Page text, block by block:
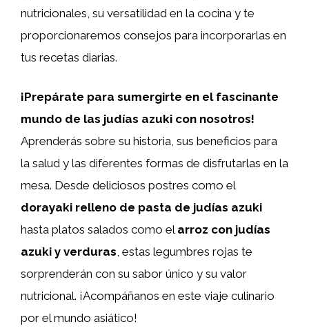
nutricionales, su versatilidad en la cocina y te
proporcionaremos consejos para incorporarlas en
tus recetas diarias.
¡Prepárate para sumergirte en el fascinante
mundo de las judías azuki con nosotros!
Aprenderás sobre su historia, sus beneficios para
la salud y las diferentes formas de disfrutarlas en la
mesa. Desde deliciosos postres como el
dorayaki relleno de pasta de judías azuki
hasta platos salados como el arroz con judías
azuki y verduras, estas legumbres rojas te
sorprenderán con su sabor único y su valor
nutricional. ¡Acompáñanos en este viaje culinario
por el mundo asiático!